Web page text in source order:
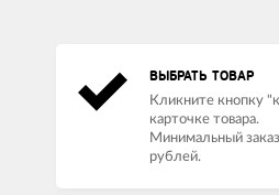
ВЫБРАТЬ ТОВАР
Кликните кнопку
карточке товара.
Минимальный
рублей.